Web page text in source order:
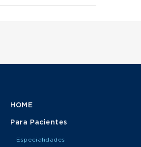
HOME
Para Pacientes
Especialidades